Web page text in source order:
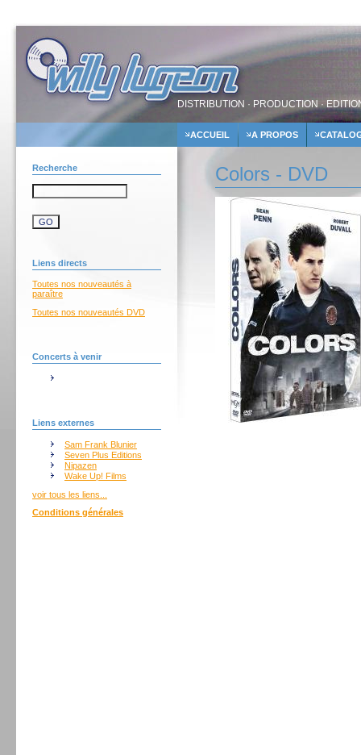
DISTRIBUTION · PRODUCTION ·
ACCUEIL A PROPOS
Recherche
Liens directs
Toutes nos nouveautés à
paraître
Toutes nos nouveautés DVD
Concerts à venir
Liens externes
Sam Frank Blunier
Seven Plus Editions
Nipazen
Wake Up! Films
voir tous les liens...
Conditions générales
Colors - DVD